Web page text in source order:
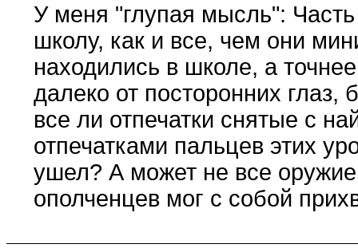
У меня "глупая мысль":
школу, как и все, чем они
находились в школе, а
далеко от посторонних
все ли отпечатки снятые с
отпечатками пальцев этих
ушел? А может не все
ополченцев мог с собой